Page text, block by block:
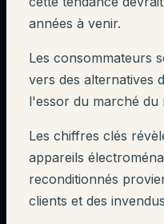
années à venir.
Les consommateurs
vers des alternatives
l'essor du marché du
Les chiffres clés
appareils
reconditionnés
clients et des